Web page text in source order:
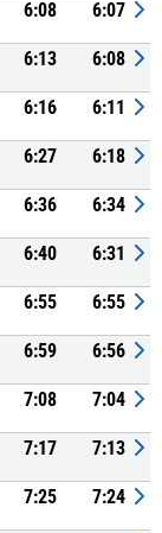
6:08 6:07
6:13 6:08
6:16 6:11
6:27 6:18
6:36 6:34
6:40 6:31
6:55 6:55
6:59 6:56
7:08 7:04
7:17 7:13
7:25 7:24